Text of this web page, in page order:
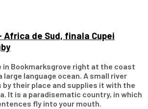
Africa de Sud, finala Cupei
in Bookmarksgrove right at the coast
language ocean. A small river
by their place and supplies it with the
It is a paradisematic country, in which
fly into your mouth.